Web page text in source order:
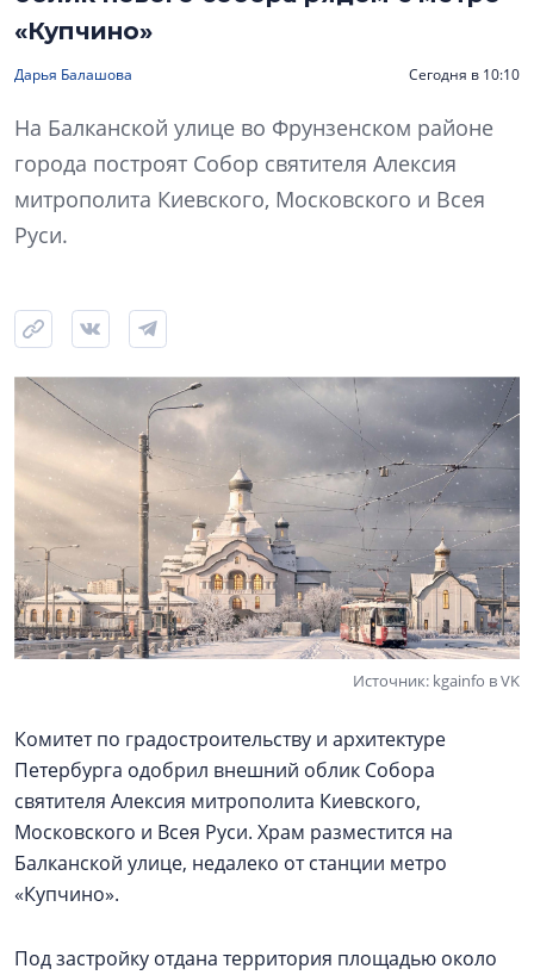
«Купчино»
Дарья Балашова Сегодня в 10:10
На Балканской улице во Фрунзенском районе
города построят Собор святителя Алексия
митрополита Киевского, Московского и Всея
Руси.
Источник: kgainfo в VK
Комитет по градостроительству и архитектуре
Петербурга одобрил внешний облик Собора
святителя Алексия митрополита Киевского,
Московского и Всея Руси. Храм разместится на
Балканской улице, недалеко от станции метро
«Купчино».
Под застройку отдана территория площадью около